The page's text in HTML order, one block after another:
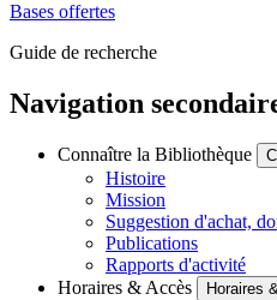
Bases offertes
Guide de recherche
Navigation
Connaître la Bibliothèque
Histoire
Mission
Suggestion d'achat,
Publications
Rapports d'activité
Horaires & Accès
Horaires